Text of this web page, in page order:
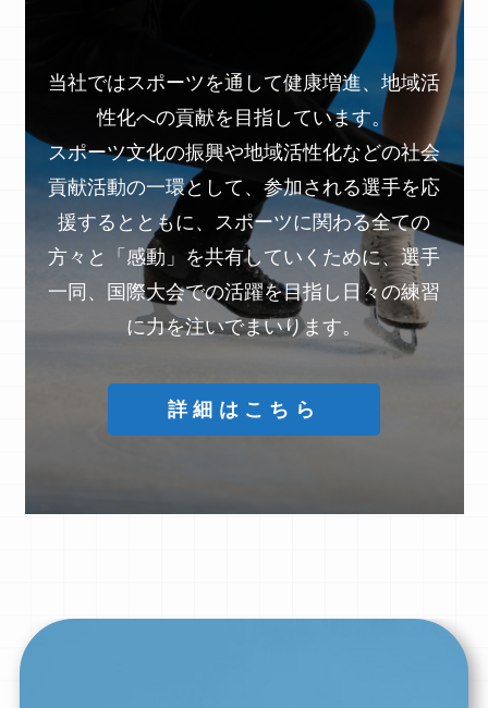
当社ではスポーツを通して健康増進、地域活
性化への貢献を目指しています。
スポーツ文化の振興や地域活性化などの社会
貢献活動の一環として、参加される選手を応
援するとともに、スポーツに関わる全ての
方々と「感動」を共有していくために、選手
一同、国際大会での活躍を目指し日々の練習
に力を注いでまいります。
詳細はこちら